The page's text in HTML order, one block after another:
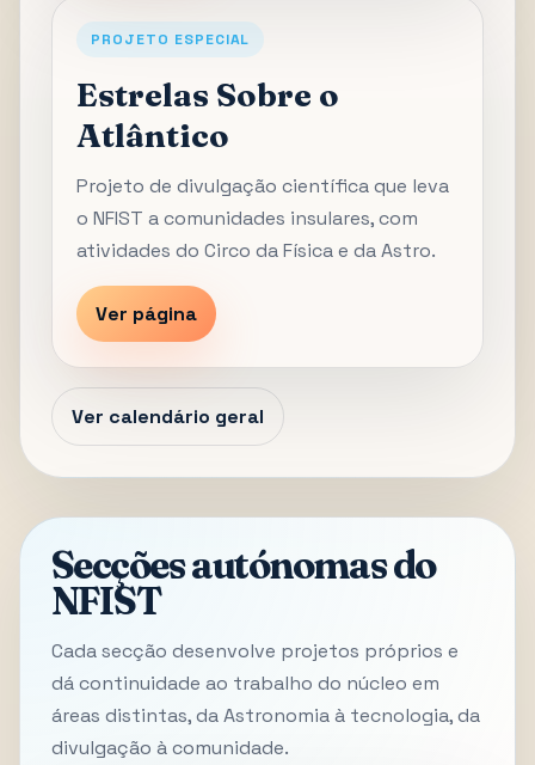
PROJETO ESPECIAL
Estrelas Sobre o
Atlântico
Projeto de divulgação científica que leva
o NFIST a comunidades insulares, com
atividades do Circo da Física e da Astro.
Ver página
Ver calendário geral
Secções autónomas do
NFIST
Cada secção desenvolve projetos próprios e
dá continuidade ao trabalho do núcleo em
áreas distintas, da Astronomia à tecnologia, da
divulgação à comunidade.